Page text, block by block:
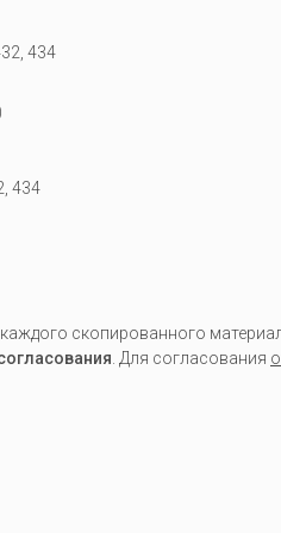
434
434
скопированного
. Для согласования